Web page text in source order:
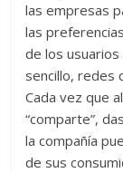
las empresas
las
de los
sencillo, redes
Cada vez que
“comparte”,
la compañía
de sus